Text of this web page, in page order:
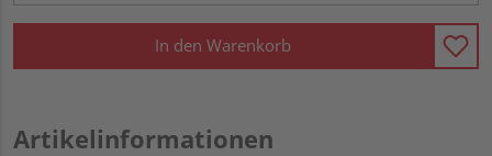
In den Warenkorb
Artikelinformationen